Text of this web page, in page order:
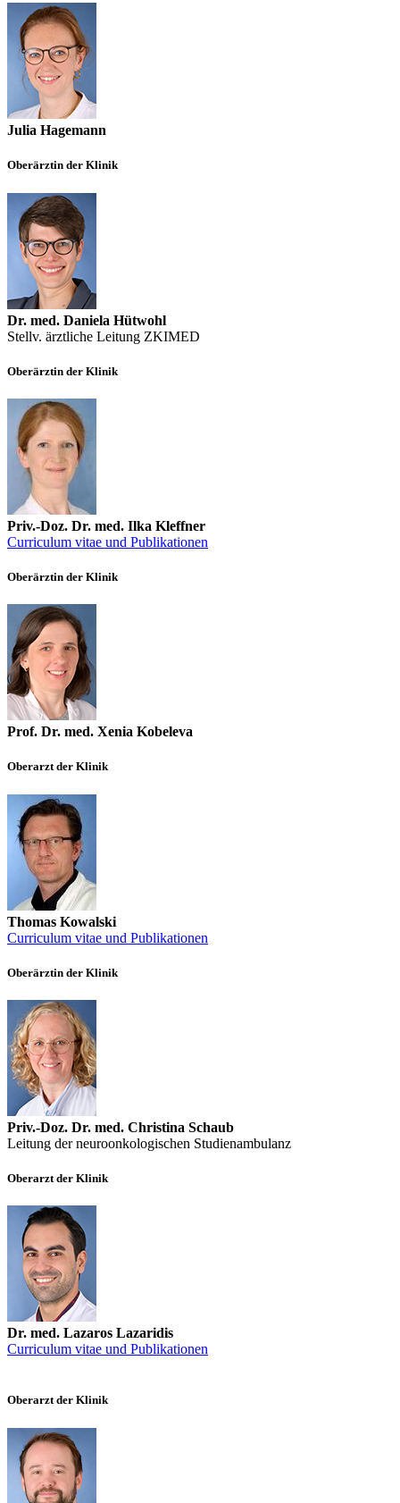
Julia Hagemann
Oberärztin der Klinik
Dr. med. Daniela Hütwohl
Stellv. ärztliche Leitung ZKIMED
Oberärztin der Klinik
Priv.-Doz. Dr. med. Ilka Kleffner
Curriculum vitae und Publikationen
Oberärztin der Klinik
Prof. Dr. med. Xenia Kobeleva
Oberarzt der Klinik
Thomas Kowalski
Curriculum vitae und Publikationen
Oberärztin der Klinik
Priv.-Doz. Dr. med. Christina Schaub
Leitung der neuroonkologischen Studienambulanz
Oberarzt der Klinik
Dr. med. Lazaros Lazaridis
Curriculum vitae und Publikationen
Oberarzt der Klinik